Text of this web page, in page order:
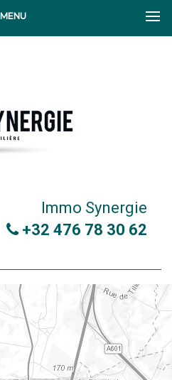
MENU
Immo Synergie
+32 476 78 30 62